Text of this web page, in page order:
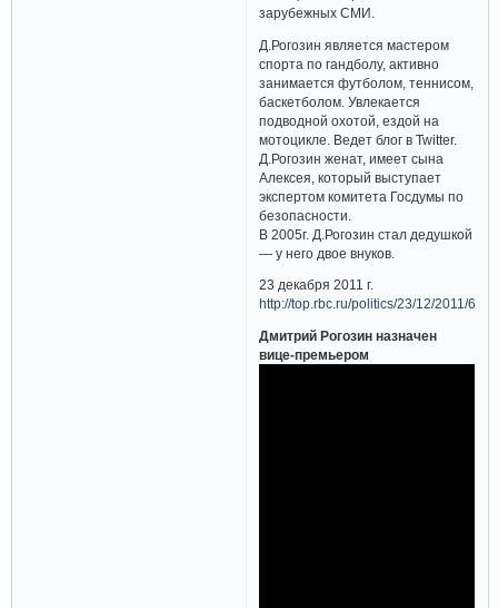
зарубежных СМИ.
Д.Рогозин является мастером
спорта по гандболу, активно
занимается футболом, теннисом,
баскетболом. Увлекается
подводной охотой, ездой на
мотоцикле. Ведет блог в Twitter.
Д.Рогозин женат, имеет сына
Алексея, который выступает
экспертом комитета Госдумы по
безопасности.
В 2005г. Д.Рогозин стал дедушкой
— у него двое внуков.
23 декабря 2011 г.
http://top.rbc.ru/politics/23/12/2011/
Дмитрий Рогозин назначен
вице-премьером